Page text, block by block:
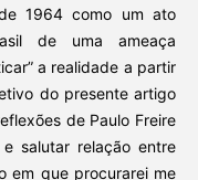
1964 como um ato
de uma ameaça
a realidade a partir
do presente artigo
de Paulo Freire
salutar relação entre
em que procurarei me